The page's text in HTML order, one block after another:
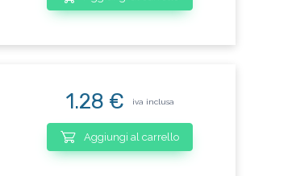
1.28 € iva inclusa
Aggiungi al carrello